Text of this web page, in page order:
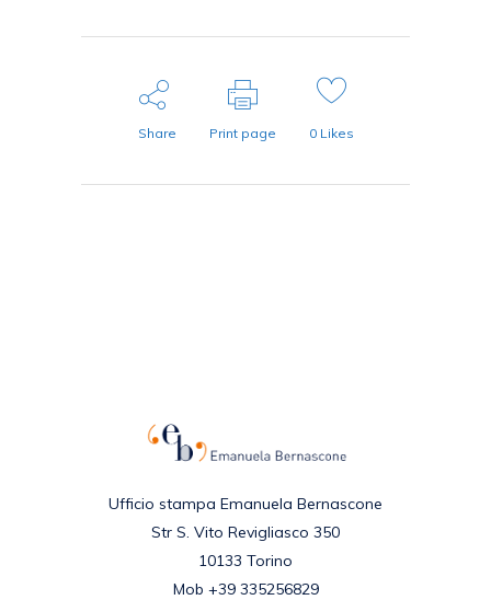
Share Print page 0Likes
Ufficio stampa Emanuela Bernascone
Str S. Vito Revigliasco 350
10133 Torino
Mob +39 335256829